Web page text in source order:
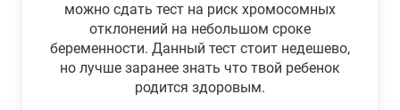
можно сдать тест на риск хромосомных
отклонений на небольшом сроке
беременности. Данный тест стоит недешево,
но лучше заранее знать что твой ребенок
родится здоровым.